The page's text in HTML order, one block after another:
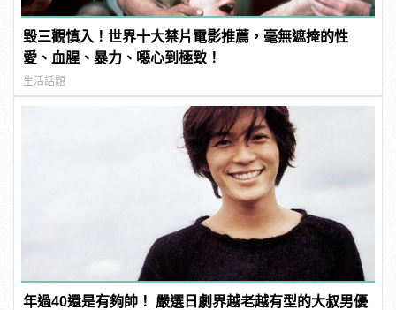
毀三觀慎入！世界十大禁片電影推薦，毫無遮掩的性
愛、血腥、暴力、噁心到極致！
生活話題
年過40還是有夠帥！ 嚴選日劇界越老越有型的大叔男優